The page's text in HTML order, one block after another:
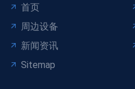
首页
周边设备
新闻资讯
Sitemap